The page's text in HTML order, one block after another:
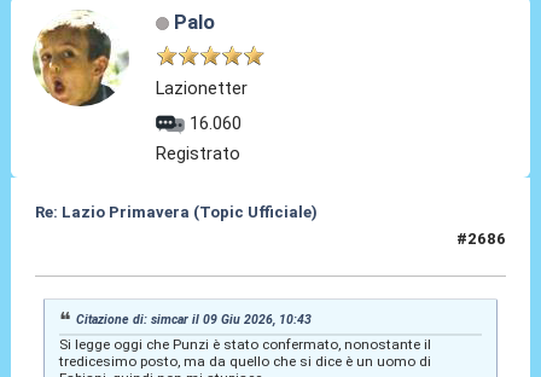
Palo
Lazionetter
16.060
Registrato
Re: Lazio Primavera (Topic Ufficiale)
#2686
Citazione di: simcar il 09 Giu 2026, 10:43
Si legge oggi che Punzi è stato confermato, nonostante il
tredicesimo posto, ma da quello che si dice è un uomo di